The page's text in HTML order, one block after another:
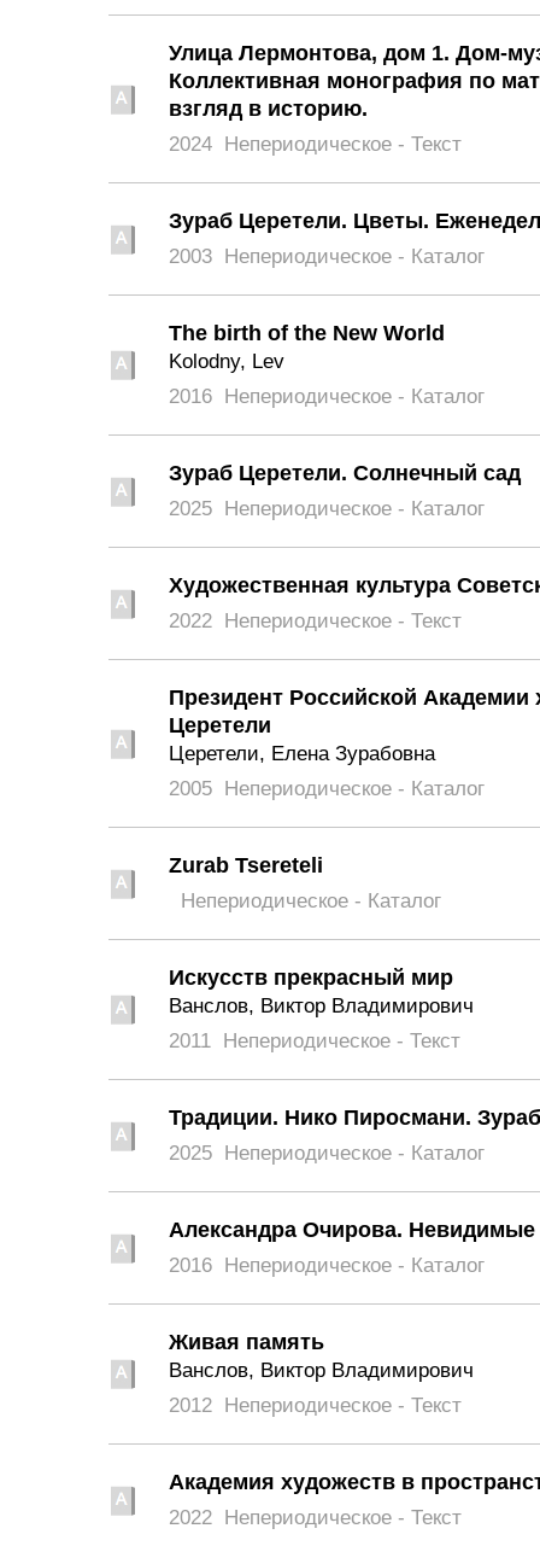
Улица Лермонтова, дом 1. Дом-
Коллективная монография по
взгляд в историю.
2024 Непериодическое - Текст
Зураб Церетели. Цветы.
2003 Непериодическое - Каталог
The birth of the New World
Kolodny, Lev
2016 Непериодическое - Каталог
Зураб Церетели. Солнечный сад
2025 Непериодическое - Каталог
Художественная культура
2022 Непериодическое - Текст
Президент Российской
Церетели
Церетели, Елена Зурабовна
2005 Непериодическое - Каталог
Zurab Tsereteli
Непериодическое - Каталог
Искусств прекрасный мир
Ванслов, Виктор Владимирович
2011 Непериодическое - Текст
Традиции. Нико Пиросмани.
2025 Непериодическое - Каталог
Александра Очирова.
2016 Непериодическое - Каталог
Живая память
Ванслов, Виктор Владимирович
2012 Непериодическое - Текст
Академия художеств в
2022 Непериодическое - Текст